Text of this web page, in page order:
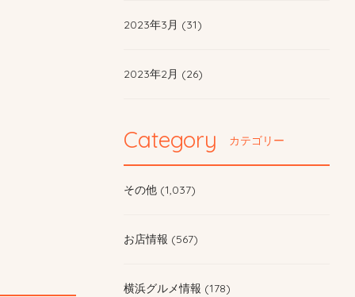
2023年3月 (31)
2023年2月 (26)
Category カテゴリー
その他 (1,037)
お店情報 (567)
横浜グルメ情報 (178)